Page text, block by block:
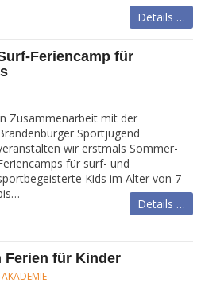
Details …
Feriencamp für
Zusammenarbeit mit der
Sportjugend
wir erstmals Sommer-
für surf- und
Kids im Alter von 7
Details …
Ferien für Kinder